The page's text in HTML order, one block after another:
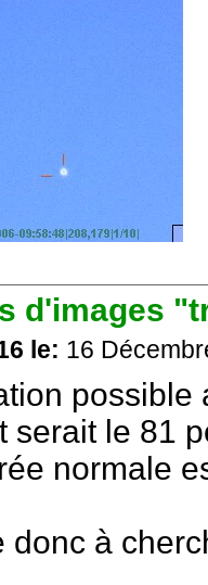
d'images
le: 16
possible
serait le 81
normale
donc à